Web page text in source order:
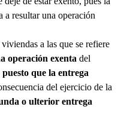
a resultar una operación
a las que se refiere
operación exenta del
puesto que la entrega
del ejercicio de la
o ulterior entrega